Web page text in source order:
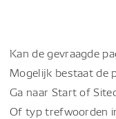
Kan de gevraagde
Mogelijk bestaat de
Ga naar Start of
Of typ trefwoorden